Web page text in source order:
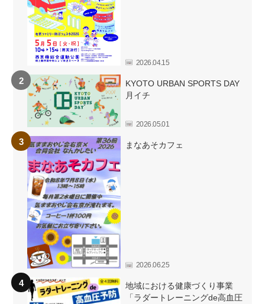
2026.04.15
KYOTO URBAN SPORTS DAY
月イチ
2026.05.01
まなあそカフェ
2026.06.25
地域における健康づくり事業
「ラダートレーニングde高血圧